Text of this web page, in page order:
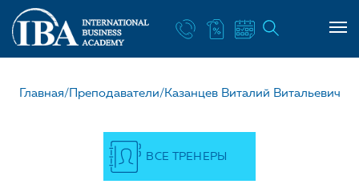
НАШ УЧИТЕЛЬ
Главная/Преподаватели/Казанцев Виталий Витальевич
ВСЕ ТРЕНЕРЫ